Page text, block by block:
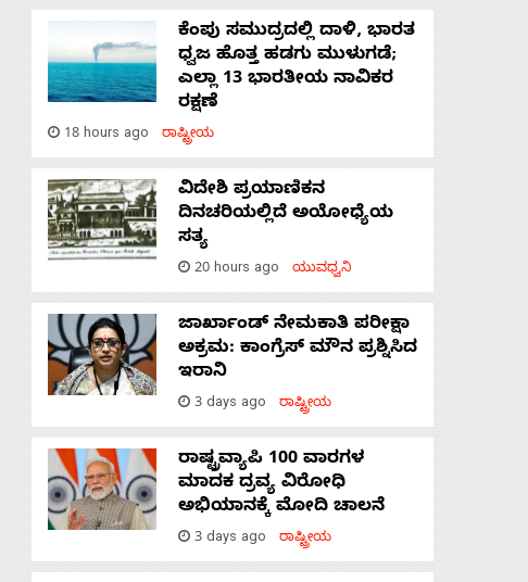
ಕೆಂಪು ಸಮುದ್ರದಲ್ಲಿ ದಾಳಿ, ಭಾರತ
ಧ್ವಜ ಹೊತ್ತ ಹಡಗು ಮುಳುಗಡೆ;
ಎಲ್ಲಾ 13 ಭಾರತೀಯ ನಾವಿಕರ
ರಕ್ಷಣೆ
18 hours ago ರಾಷ್ಟ್ರೀಯ
ವಿದೇಶಿ ಪ್ರಯಾಣಿಕನ
ದಿನಚರಿಯಲ್ಲಿದೆ ಅಯೋಧ್ಯೆಯ
ಸತ್ಯ
20 hours ago ಯುವಧ್ವನಿ
ಜಾರ್ಖಾಂಡ್‌ ನೇಮಕಾತಿ ಪರೀಕ್ಷಾ
ಅಕ್ರಮ: ಕಾಂಗ್ರೆಸ್‌ ಮೌನ ಪ್ರಶ್ನಿಸಿದ
ಇರಾನಿ
3 days ago ರಾಷ್ಟ್ರೀಯ
ರಾಷ್ಟ್ರವ್ಯಾಪಿ 100 ವಾರಗಳ
ಮಾದಕ ದ್ರವ್ಯ ವಿರೋಧಿ
ಅಭಿಯಾನಕ್ಕೆ ಮೋದಿ ಚಾಲನೆ
3 days ago ರಾಷ್ಟ್ರೀಯ